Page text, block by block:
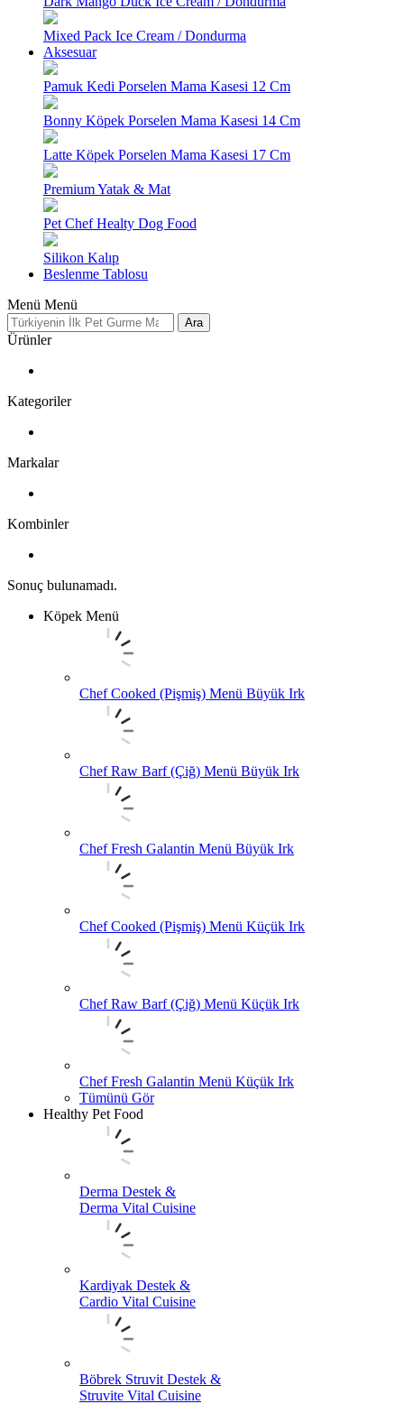
Mixed Pack Ice Cream / Dondurma
Aksesuar
Pamuk Kedi Porselen Mama Kasesi 12 Cm
Bonny Köpek Porselen Mama Kasesi 14 Cm
Latte Köpek Porselen Mama Kasesi 17 Cm
Premium Yatak & Mat
Pet Chef Healty Dog Food
Silikon Kalıp
Beslenme Tablosu
Menü Menü
Ara
Ürünler
Kategoriler
Markalar
Kombinler
Sonuç bulunamadı.
Köpek Menü
Chef Cooked (Pişmiş) Menü Büyük Irk
Chef Raw Barf (Çiğ) Menü Büyük Irk
Chef Fresh Galantin Menü Büyük Irk
Chef Cooked (Pişmiş) Menü Küçük Irk
Chef Raw Barf (Çiğ) Menü Küçük Irk
Chef Fresh Galantin Menü Küçük Irk
Tümünü Gör
Healthy Pet Food
Derma Destek &
Derma Vital Cuisine
Kardiyak Destek &
Cardio Vital Cuisine
Böbrek Struvit Destek &
Struvite Vital Cuisine